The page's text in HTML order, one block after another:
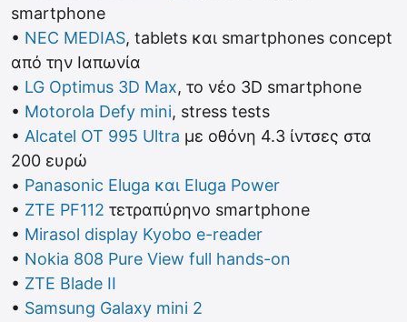
smartphone
• NEC MEDIAS, tablets και smartphones concept
από την Ιαπωνία
• LG Optimus 3D Max, το νέο 3D smartphone
• Motorola Defy mini, stress tests
• Alcatel OT 995 Ultra με οθόνη 4.3 ίντσες στα
200 ευρώ
• Panasonic Eluga και Eluga Power
• ZTE PF112 τετραπύρηνο smartphone
• Mirasol display Kyobo e-reader
• Nokia 808 Pure View full hands-on
• ZTE Blade II
• Samsung Galaxy mini 2